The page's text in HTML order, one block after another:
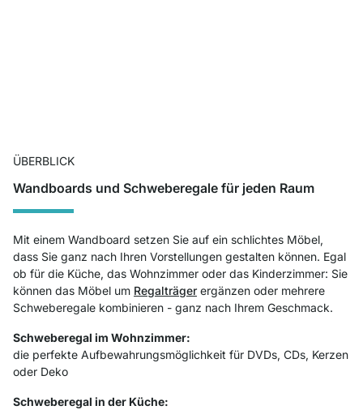
ÜBERBLICK
Wandboards und Schweberegale für jeden Raum
Mit einem Wandboard setzen Sie auf ein schlichtes Möbel,
dass Sie ganz nach Ihren Vorstellungen gestalten können. Egal
ob für die Küche, das Wohnzimmer oder das Kinderzimmer: Sie
können das Möbel um Regalträger ergänzen oder mehrere
Schweberegale kombinieren - ganz nach Ihrem Geschmack.
Schweberegal im Wohnzimmer:
die perfekte Aufbewahrungsmöglichkeit für DVDs, CDs, Kerzen
oder Deko
Schweberegal in der Küche: